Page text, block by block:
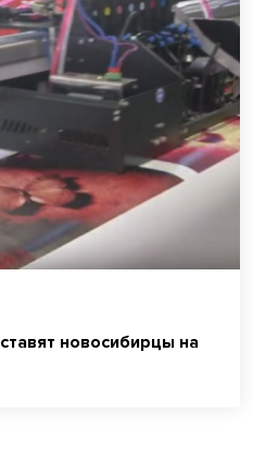
новосибирцы на